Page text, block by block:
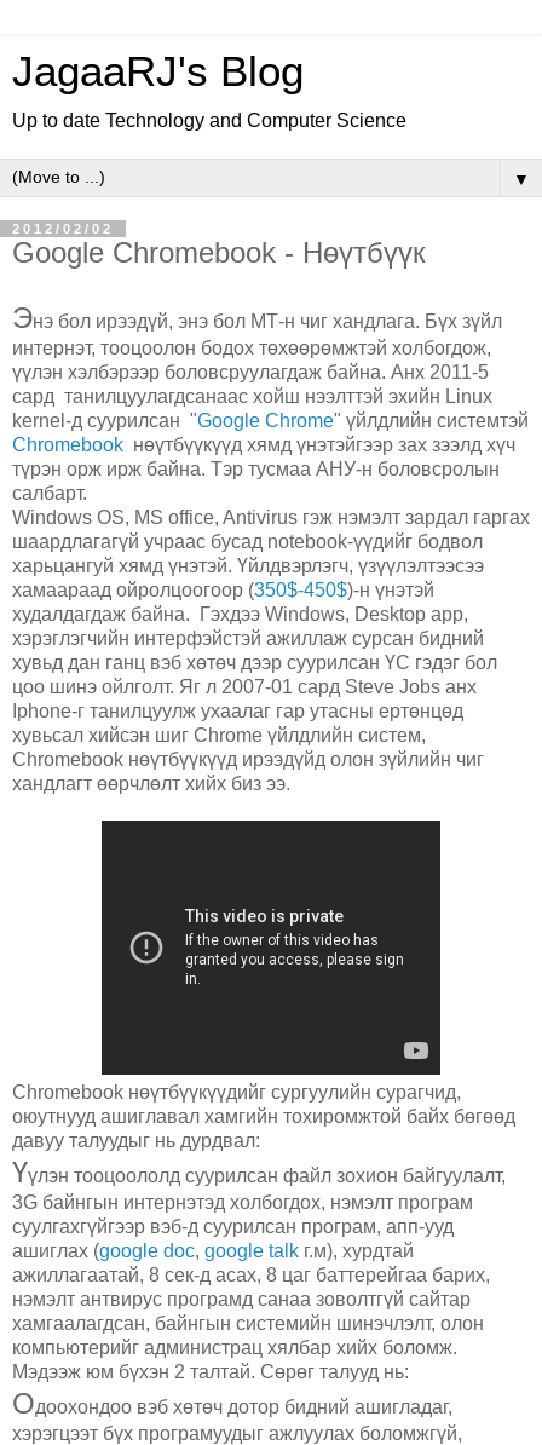
JagaaRJ's Blog
Up to date Technology and Computer Science
▼
2012/02/02
Google Chromebook - Нөүтбүүк
Энэ бол ирээдүй, энэ бол МТ-н чиг хандлага. Бүх зүйл
интернэт, тооцоолон бодох төхөөрөмжтэй холбогдож,
үүлэн хэлбэрээр боловсруулагдаж байна. Анх 2011-5
сард танилцуулагдсанаас хойш нээлттэй эхийн Linux
kernel-д суурилсан "Google Chrome" үйлдлийн системтэй
Chromebook нөүтбүүкүүд хямд үнэтэйгээр зах зээлд хүч
түрэн орж ирж байна. Тэр тусмаа АНУ-н боловсролын
салбарт.
Windows OS, MS office, Antivirus гэж нэмэлт зардал гаргах
шаардлагагүй учраас бусад notebook-үүдийг бодвол
харьцангуй хямд үнэтэй. Үйлдвэрлэгч, үзүүлэлтээсээ
хамаараад ойролцоогоор (350$-450$)-н үнэтэй
худалдагдаж байна. Гэхдээ Windows, Desktop app,
хэрэглэгчийн интерфэйстэй ажиллаж сурсан бидний
хувьд дан ганц вэб хөтөч дээр суурилсан ҮС гэдэг бол
цоо шинэ ойлголт. Яг л 2007-01 сард Steve Jobs анх
Iphone-г танилцуулж ухаалаг гар утасны ертөнцөд
хувьсал хийсэн шиг Chrome үйлдлийн систем,
Chromebook нөүтбүүкүүд ирээдүйд олон зүйлийн чиг
хандлагт өөрчлөлт хийх биз ээ.
Chromebook нөүтбүүкүүдийг сургуулийн сурагчид,
оюутнууд ашиглавал хамгийн тохиромжтой байх бөгөөд
давуу талуудыг нь дурдвал:
Үүлэн тооцоололд суурилсан файл зохион байгуулалт,
3G байнгын интернэтэд холбогдох, нэмэлт програм
суулгахгүйгээр вэб-д суурилсан програм, апп-ууд
ашиглах (google doc, google talk г.м), хурдтай
ажиллагаатай, 8 сек-д асах, 8 цаг баттерейгаа барих,
нэмэлт антвирус програмд санаа зоволтгүй сайтар
хамгаалагдсан, байнгын системийн шинэчлэлт, олон
компьютерийг администрац хялбар хийх боломж.
Мэдээж юм бүхэн 2 талтай. Сөрөг талууд нь:
Одоохондоо вэб хөтөч дотор бидний ашигладаг,
хэрэгцээт бүх програмуудыг ажлуулах боломжгүй,